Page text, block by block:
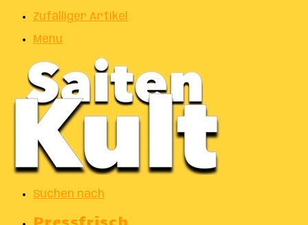
Zufälliger Artikel
Menu
Suchen nach
Pressfrisch